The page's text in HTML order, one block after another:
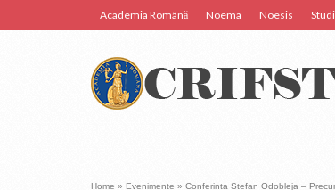
Academia Română Noema Noesis
Home » Evenimente » Conferința Ștefan Odobleja –